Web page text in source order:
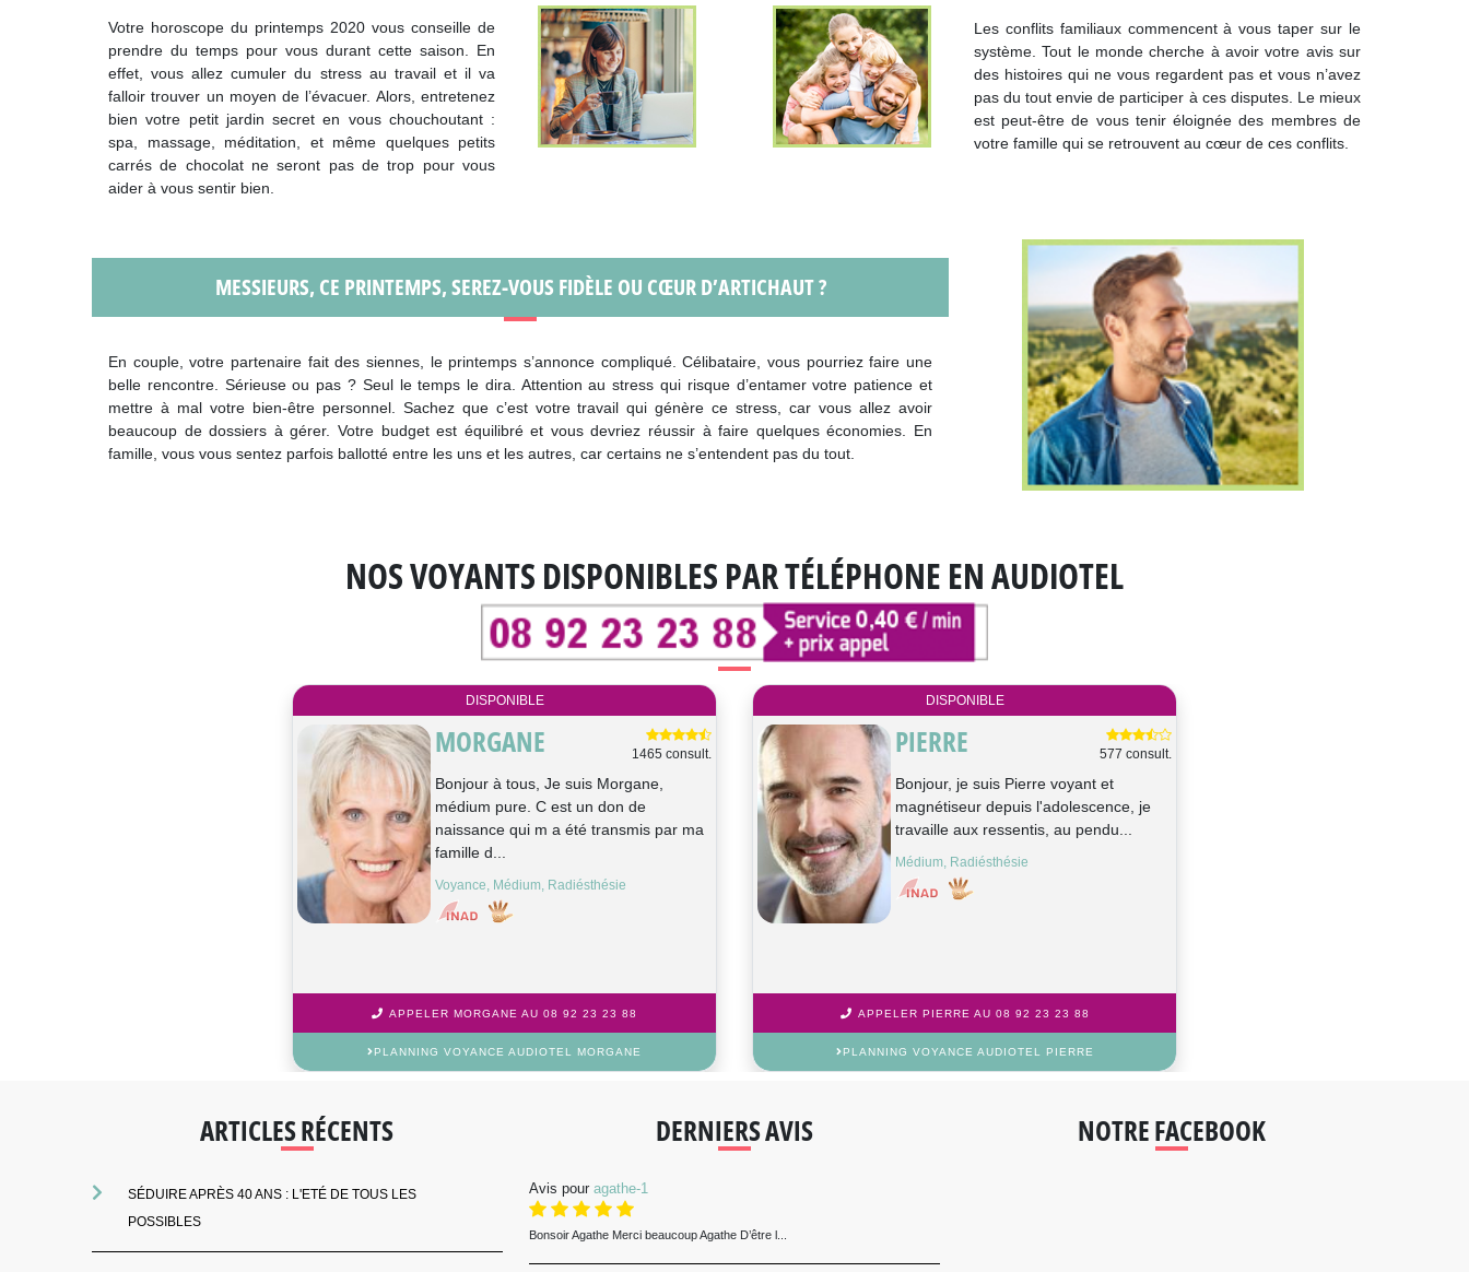
Votre horoscope du printemps 2020 vous conseille de
prendre du temps pour vous durant cette saison. En
effet, vous allez cumuler du stress au travail et il va
falloir trouver un moyen de l’évacuer. Alors, entretenez
bien votre petit jardin secret en vous chouchoutant :
spa, massage, méditation, et même quelques petits
carrés de chocolat ne seront pas de trop pour vous
aider à vous sentir bien.
Les conflits familiaux commencent à vous taper sur le
système. Tout le monde cherche à avoir votre avis sur
des histoires qui ne vous regardent pas et vous n’avez
pas du tout envie de participer à ces disputes. Le mieux
est peut-être de vous tenir éloignée des membres de
votre famille qui se retrouvent au cœur de ces conflits.
MESSIEURS, CE PRINTEMPS, SEREZ-VOUS FIDÈLE OU CŒUR D’ARTICHAUT ?
En couple, votre partenaire fait des siennes, le printemps s’annonce compliqué. Célibataire, vous pourriez faire une
belle rencontre. Sérieuse ou pas ? Seul le temps le dira. Attention au stress qui risque d’entamer votre patience et
mettre à mal votre bien-être personnel. Sachez que c’est votre travail qui génère ce stress, car vous allez avoir
beaucoup de dossiers à gérer. Votre budget est équilibré et vous devriez réussir à faire quelques économies. En
famille, vous vous sentez parfois ballotté entre les uns et les autres, car certains ne s’entendent pas du tout.
NOS VOYANTS DISPONIBLES PAR TÉLÉPHONE EN AUDIOTEL
DISPONIBLE
MORGANE 1465 consult.
Bonjour à tous, Je suis Morgane,
médium pure. C est un don de
naissance qui m a été transmis par ma
famille d...
Voyance, Médium, Radiésthésie
APPELER MORGANE AU 08 92 23 23 88
PLANNING VOYANCE AUDIOTEL MORGANE
DISPONIBLE
PIERRE 577 consult.
Bonjour, je suis Pierre voyant et
magnétiseur depuis l'adolescence, je
travaille aux ressentis, au pendu...
Médium, Radiésthésie
APPELER PIERRE AU 08 92 23 23 88
PLANNING VOYANCE AUDIOTEL PIERRE
ARTICLES RÉCENTS
SÉDUIRE APRÈS 40 ANS : L'ETÉ DE TOUS LES
POSSIBLES
DERNIERS AVIS
Avis pour agathe-1
Bonsoir Agathe Merci beaucoup Agathe D’être l...
NOTRE FACEBOOK